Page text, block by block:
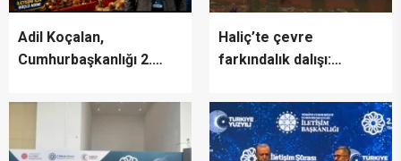
Adil Koçalan,
Cumhurbaşkanlığı 2.
Haliç’te çevre
farkındalık dalışı:
asla mümkün değil”